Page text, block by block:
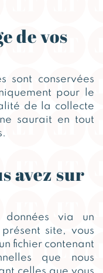
de vos
sont conservées
pour le
de la collecte
saurait en tout
avez sur
via un
site, vous
fichier contenant
que nous